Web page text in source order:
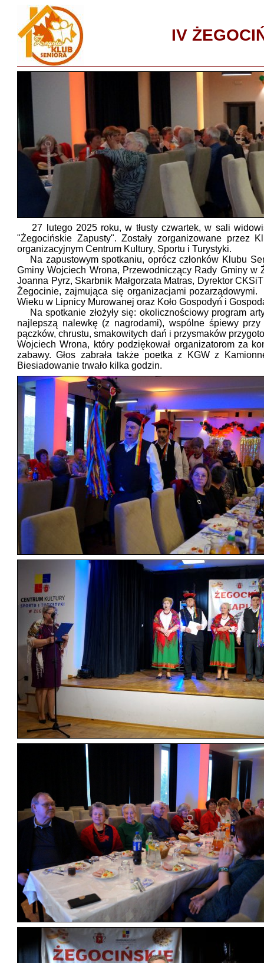
IV
27 lutego 2025 roku, w tłusty czwartek, w sali
"Żegocińskie Zapusty". Zostały zorganizowane przez
organizacyjnym Centrum Kultury, Sportu i Turystyki.
Na zapustowym spotkaniu, oprócz członków Klubu
Gminy Wojciech Wrona, Przewodniczący Rady Gminy
Joanna Pyrz, Skarbnik Małgorzata Matras, Dyrektor
Żegocinie, zajmująca się organizacjami
Wieku w Lipnicy Murowanej oraz Koło Gospodyń i
Na spotkanie złożyły się: okolicznościowy program
najlepszą nalewkę (z nagrodami), wspólne śpiewy
pączków, chrustu, smakowitych dań i przysmaków
Wojciech Wrona, który podziękował organizatorom za
zabawy. Głos zabrała także poetka z KGW z
Biesiadowanie trwało kilka godzin.